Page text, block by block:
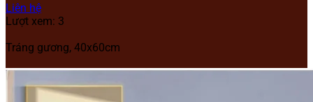
Liên hệ
Lượt xem: 3
Tráng gương, 40x60cm